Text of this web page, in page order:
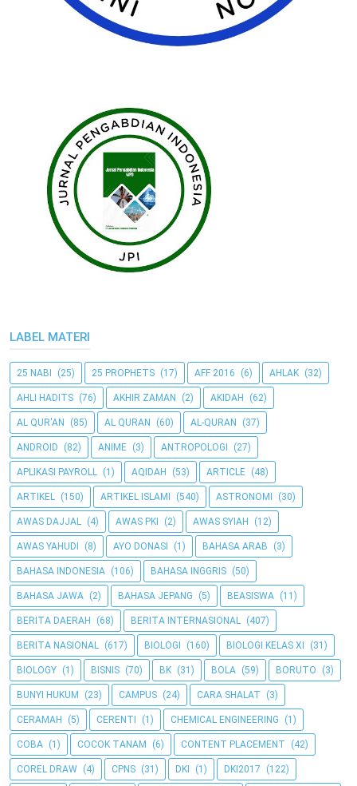
LABEL MATERI
25 NABI (25) 25 PROPHETS (17) AFF 2016 (6) AHLAK (32)
AHLI HADITS (76) AKHIR ZAMAN (2) AKIDAH (62)
AL QUR'AN (85) AL QURAN (60) AL-QURAN (37)
ANDROID (82) ANIME (3) ANTROPOLOGI (27)
APLIKASI PAYROLL (1) AQIDAH (53) ARTICLE (48)
ARTIKEL (150) ARTIKEL ISLAMI (540) ASTRONOMI (30)
AWAS DAJJAL (4) AWAS PKI (2) AWAS SYIAH (12)
AWAS YAHUDI (8) AYO DONASI (1) BAHASA ARAB (3)
BAHASA INDONESIA (106) BAHASA INGGRIS (50)
BAHASA JAWA (2) BAHASA JEPANG (5) BEASISWA (11)
BERITA DAERAH (68) BERITA INTERNASIONAL (407)
BERITA NASIONAL (617) BIOLOGI (160) BIOLOGI KELAS XI (31)
BIOLOGY (1) BISNIS (70) BK (31) BOLA (59) BORUTO (3)
BUNYI HUKUM (23) CAMPUS (24) CARA SHALAT (3)
CERAMAH (5) CERENTI (1) CHEMICAL ENGINEERING (1)
COBA (1) COCOK TANAM (6) CONTENT PLACEMENT (42)
COREL DRAW (4) CPNS (31) DKI (1) DKI2017 (122)